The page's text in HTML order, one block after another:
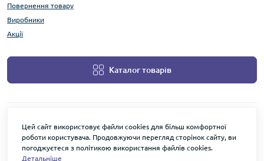
Повернення товару
Виробники
Акції
Каталог товарів
Цей сайт використовує файли cookies для більш комфортної
роботи користувача. Продовжуючи перегляд сторінок сайту, ви
погоджуєтеся з політикою використання файлів cookies.
Детальніше